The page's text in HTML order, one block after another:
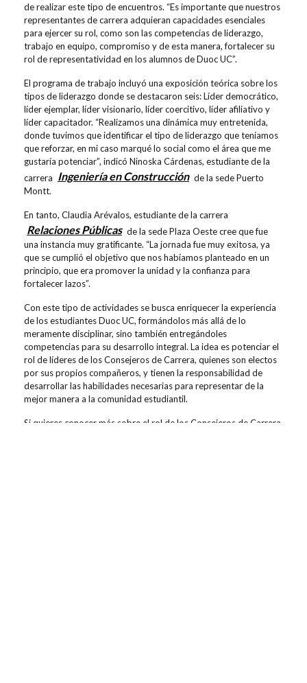
de realizar este tipo de encuentros. “Es importante que nuestros
representantes de carrera adquieran capacidades esenciales
para ejercer su rol, como son las competencias de liderazgo,
trabajo en equipo, compromiso y de esta manera, fortalecer su
rol de representatividad en los alumnos de Duoc UC”.
El programa de trabajo incluyó una exposición teórica sobre los
tipos de liderazgo donde se destacaron seis: Líder democrático,
líder ejemplar, líder visionario, líder coercitivo, líder afiliativo y
líder capacitador. “Realizamos una dinámica muy entretenida,
donde tuvimos que identificar el tipo de liderazgo que teníamos
que reforzar, en mi caso marqué lo social como el área que me
gustaría potenciar”, indicó Ninoska Cárdenas, estudiante de la
carrera
Ingeniería en Construcción de la sede Puerto
Montt.
En tanto, Claudia Arévalos, estudiante de la carrera
Relaciones Públicas de la sede Plaza Oeste cree que fue
una instancia muy gratificante. “La jornada fue muy exitosa, ya
que se cumplió el objetivo que nos habíamos planteado en un
principio, que era promover la unidad y la confianza para
fortalecer lazos”.
Con este tipo de actividades se busca enriquecer la experiencia
de los estudiantes Duoc UC, formándolos más allá de lo
meramente disciplinar, sino también entregándoles
competencias para su desarrollo integral. La idea es potenciar el
rol de líderes de los Consejeros de Carrera, quienes son electos
por sus propios compañeros, y tienen la responsabilidad de
desarrollar las habilidades necesarias para representar de la
mejor manera a la comunidad estudiantil.
Si quieres conocer más sobre el rol de los Consejeros de Carrera